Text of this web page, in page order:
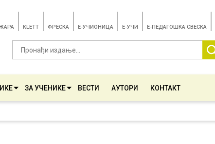
KLETT ФРЕСКА E-УЧИОНИЦА E-УЧИ Е-ПЕДАГОШКА СВЕСКА
ЗА УЧЕНИКЕ ВЕСТИ АУТОРИ КОНТАКТ